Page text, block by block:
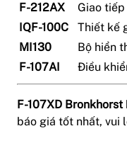
F-212AX
Giao
IQF-100C
Thiết kế
MI130
Bộ hiển
F-107AI
Điều
F-107XD Bronkhorst
báo giá tốt nhất, vui